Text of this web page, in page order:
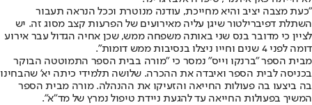
"כעת מצבה יציב והיא מחייכת, עודנה מנוטרת וככל הנראה תעבור
השתלת דפיברילטור שיגן עליה מאירועים של הפרעות קצב מסוג זה. יש
לציין כי מדובר בנס שני באותה משפחה ממש, שכן אחיה הגדול עבר אירוע
דומה לפני 4 שנים וחייו ניצלו בנסיבות ממש דומות".
מבית הספר "ברנקו וייס" נמסר כי "מורה בבית הספר התמוטטה הבוקר
בכניסה לבית הספר ואיבדה את ההכרה. שלושה תלמידי כיתה יא' שהבחינו
בה ביצעו בה פעולות החייאה והזעיקו את ההנהלה. מורה מבית הספר
המשיך בפעולות החייאה עד להגעת ניידת טיפול נמרץ של מד"א".